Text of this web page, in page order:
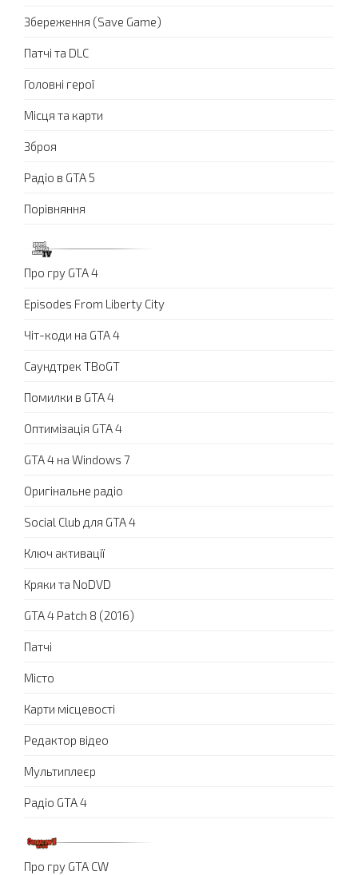
Збереження (Save Game)
Патчі та DLC
Головні герої
Місця та карти
Зброя
Радіо в GTA 5
Порівняння
Про гру GTA 4
Episodes From Liberty City
Чіт-коди на GTA 4
Саундтрек TBoGT
Помилки в GTA 4
Оптимізація GTA 4
GTA 4 на Windows 7
Оригінальне радіо
Social Club для GTA 4
Ключ активації
Кряки та NoDVD
GTA 4 Patch 8 (2016)
Патчі
Місто
Карти місцевості
Редактор відео
Мультиплеєр
Радіо GTA 4
Про гру GTA CW